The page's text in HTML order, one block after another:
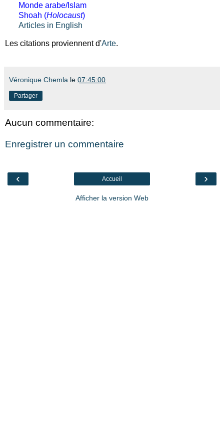
Monde arabe/Islam
Shoah (Holocaust)
Articles in English
Les citations proviennent d'Arte.
Véronique Chemla le 07:45:00
Partager
Aucun commentaire:
Enregistrer un commentaire
‹ ›
Accueil
Afficher la version Web